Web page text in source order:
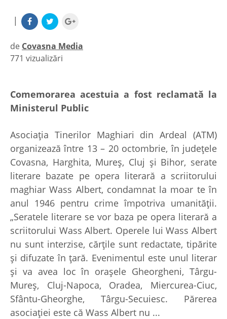
|
de Covasna Media
|
771 vizualizări
Comemorarea acestuia a fost reclamată la
Ministerul Public
Asociaţia Tinerilor Maghiari din Ardeal (ATM)
organizează între 13 – 20 octombrie, în judeţele
Covasna, Harghita, Mureş, Cluj şi Bihor, serate
literare bazate pe opera literară a scriitorului
maghiar Wass Albert, condamnat la moar te în
anul 1946 pentru crime împotriva umanităţii.
„Seratele literare se vor baza pe opera literară a
scriitorului Wass Albert. Operele lui Wass Albert
nu sunt interzise, cărţile sunt redactate, tipărite
şi difuzate în ţară. Evenimentul este unul literar
şi va avea loc în oraşele Gheorgheni, Târgu-
Mureş, Cluj-Napoca, Oradea, Miercurea-Ciuc,
Sfântu-Gheorghe, Târgu-Secuiesc. Părerea
asociaţiei este că Wass Albert nu ...